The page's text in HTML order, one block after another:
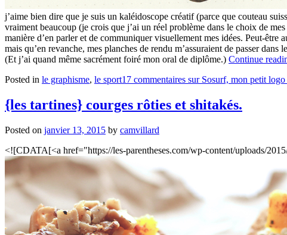
j’aime bien dire que je suis un kaléidoscope créatif (parce que couteau
vraiment beaucoup (je crois que j’ai un réel problème dans le choix de
manière d’en parler et de communiquer visuellement mes idées. Peut-
mais qu’en revanche, mes planches de rendu m’assuraient de passer
(Et j’ai quand même sacrément foiré mon oral de diplôme.) Continue
Posted in le graphisme, le sport17 commentaires sur Sosurf, mon petit logo
{les tartines} courges rôties et shitakés.
Posted on janvier 13, 2015 by camvillard
<![CDATA[<a href="https://les-parentheses.com/wp-content/uploads/